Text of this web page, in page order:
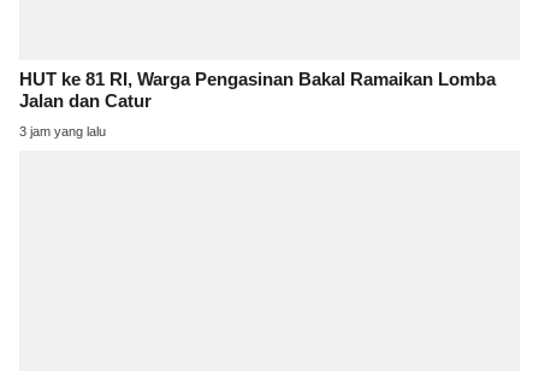
HUT ke 81 RI, Warga Pengasinan Bakal Ramaikan Lomba
Jalan dan Catur
3 jam yang lalu